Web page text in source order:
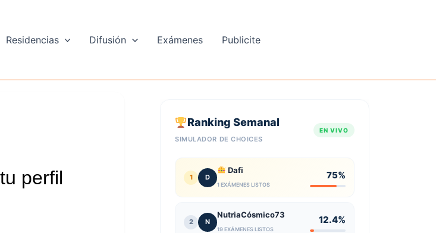
Residencias Difusión Exámenes Publicite
Ranking Semanal
SIMULADOR DE CHOICES
EN VIVO
1 D
Dafi
1 EXÁMENES LISTOS
75%
2 N
NutriaCósmico73
19 EXÁMENES LISTOS
12.4%